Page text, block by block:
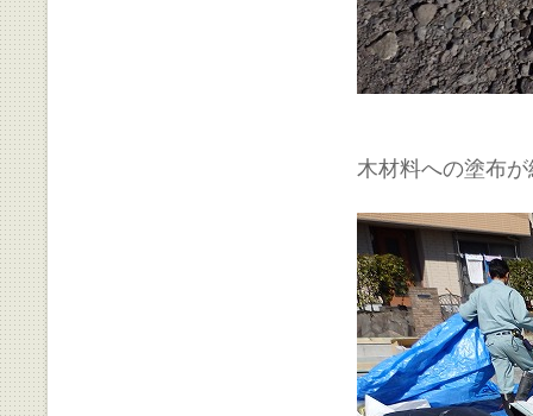
木材料への塗布